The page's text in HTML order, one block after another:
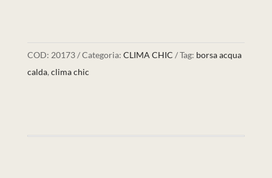
COD: 20173 Categoria: CLIMA CHIC Tag: borsa acqua
calda, clima chic